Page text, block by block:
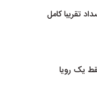
تقریبا کامل
یک رویا